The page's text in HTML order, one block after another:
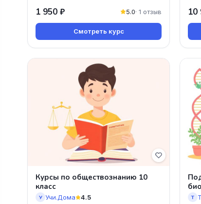
1 950 ₽ 5.0· 1 отзыв
Смотреть курс
10
Курсы по обществознанию 10
класс
У Учи.Дома
4.5
Т